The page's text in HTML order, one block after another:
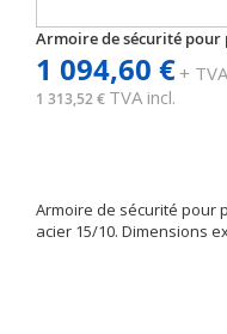
Armoire de sécurité pour
1 094,60 €+ TVA
1 313,52 € TVA incl.
Armoire de sécurité pour
acier 15/10. Dimensions